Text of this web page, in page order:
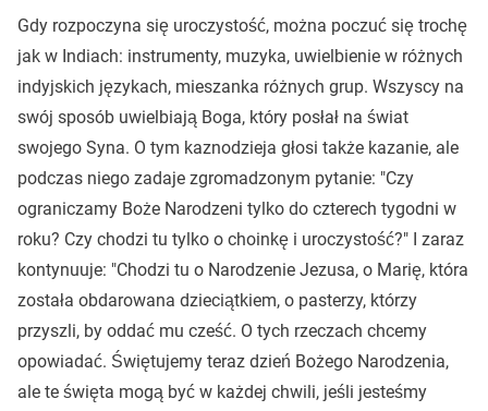
Gdy rozpoczyna się uroczystość, można poczuć się trochę
jak w Indiach: instrumenty, muzyka, uwielbienie w różnych
indyjskich językach, mieszanka różnych grup. Wszyscy na
swój sposób uwielbiają Boga, który posłał na świat
swojego Syna. O tym kaznodzieja głosi także kazanie, ale
podczas niego zadaje zgromadzonym pytanie: "Czy
ograniczamy Boże Narodzeni tylko do czterech tygodni w
roku? Czy chodzi tu tylko o choinkę i uroczystość?" I zaraz
kontynuuje: "Chodzi tu o Narodzenie Jezusa, o Marię, która
została obdarowana dzieciątkiem, o pasterzy, którzy
przyszli, by oddać mu cześć. O tych rzeczach chcemy
opowiadać. Świętujemy teraz dzień Bożego Narodzenia,
ale te święta mogą być w każdej chwili, jeśli jesteśmy